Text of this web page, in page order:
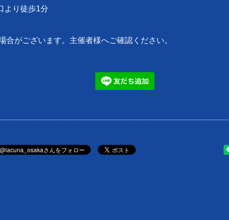
より徒歩1分
がございます。主催者様へご確認ください。